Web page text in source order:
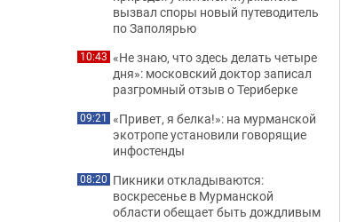
вызвал споры новый путеводитель
по Заполярью
10:43 «Не знаю, что здесь делать четыре
дня»: московский доктор записал
разгромный отзыв о Териберке
09:21 «Привет, я белка!»: на мурманской
экотропе установили говорящие
инфостенды
08:20 Пикники откладываются:
воскресенье в Мурманской
области обещает быть дождливым